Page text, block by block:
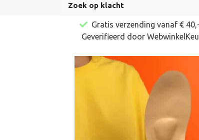
Zoek op klacht
Gratis verzending vanaf €
Geverifieerd door